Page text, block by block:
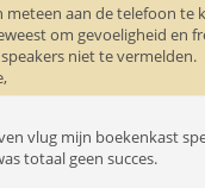
meteen aan de telefoon te
om gevoeligheid en
niet te vermelden.
vlug mijn boekenkast
totaal geen succes.